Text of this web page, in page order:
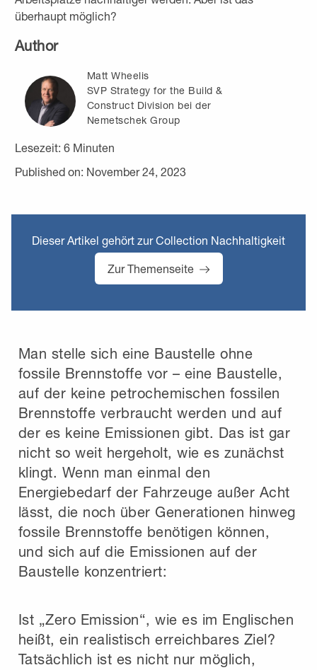
überhaupt möglich?
Author
Matt Wheelis
SVP Strategy for the Build &
Construct Division bei der
Nemetschek Group
Lesezeit: 6Minuten
Published on: November 24, 2023
Dieser Artikel gehört zur Collection Nachhaltigkeit
Zur Themenseite
Man stelle sich eine Baustelle ohne
fossile Brennstoffe vor – eine Baustelle,
auf der keine petrochemischen fossilen
Brennstoffe verbraucht werden und auf
der es keine Emissionen gibt. Das ist gar
nicht so weit hergeholt, wie es zunächst
klingt. Wenn man einmal den
Energiebedarf der Fahrzeuge außer Acht
lässt, die noch über Generationen hinweg
fossile Brennstoffe benötigen können,
und sich auf die Emissionen auf der
Baustelle konzentriert:
Ist „Zero Emission“, wie es im Englischen
heißt, ein realistisch erreichbares Ziel?
Tatsächlich ist es nicht nur möglich,